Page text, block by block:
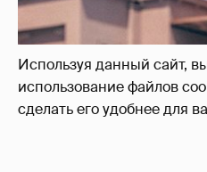
Используя данный сайт,
использование файлов
сделать его удобнее для